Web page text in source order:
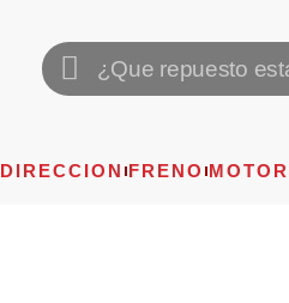
DIRECCION FRENO MOTOR